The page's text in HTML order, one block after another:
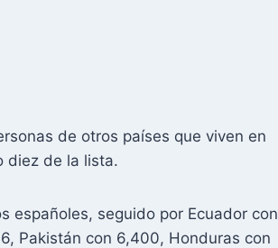
de otros países que viven en
diez de la lista.
españoles, seguido por Ecuador con
Pakistán con 6,400, Honduras con